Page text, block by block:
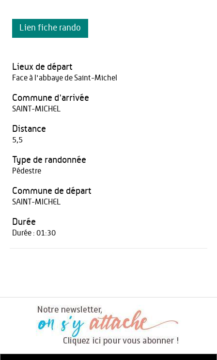
Lien fiche rando
Lieux de départ
Face à l'abbaye de Saint-Michel
Commune d'arrivée
SAINT-MICHEL
Distance
5,5
Type de randonnée
Pédestre
Commune de départ
SAINT-MICHEL
Durée
Durée : 01:30